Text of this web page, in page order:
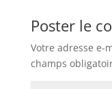
Poster le
Votre adresse e-
champs